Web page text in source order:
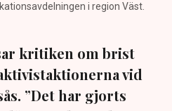
i region Väst.
kritiken om brist
vid
”Det har gjorts